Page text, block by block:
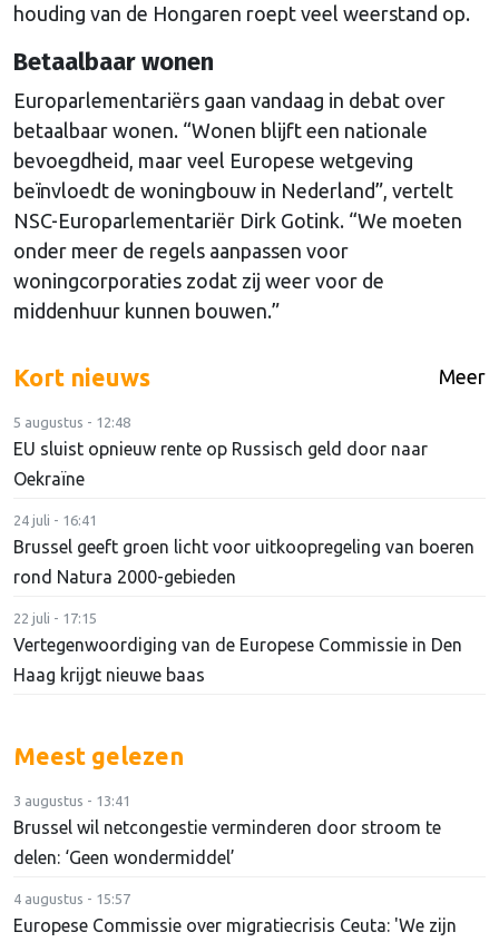
houding van de Hongaren roept veel weerstand op.
Betaalbaar wonen
Europarlementariërs gaan vandaag in debat over
betaalbaar wonen. “Wonen blijft een nationale
bevoegdheid, maar veel Europese wetgeving
beïnvloedt de woningbouw in Nederland”, vertelt
NSC-Europarlementariër Dirk Gotink. “We moeten
onder meer de regels aanpassen voor
woningcorporaties zodat zij weer voor de
middenhuur kunnen bouwen.”
Kort nieuws Meer
5 augustus - 12:48
EU sluist opnieuw rente op Russisch geld door naar
Oekraïne
24 juli - 16:41
Brussel geeft groen licht voor uitkoopregeling van boeren
rond Natura 2000-gebieden
22 juli - 17:15
Vertegenwoordiging van de Europese Commissie in Den
Haag krijgt nieuwe baas
Meest gelezen
3 augustus - 13:41
Brussel wil netcongestie verminderen door stroom te
delen: ‘Geen wondermiddel’
4 augustus - 15:57
Europese Commissie over migratiecrisis Ceuta: 'We zijn